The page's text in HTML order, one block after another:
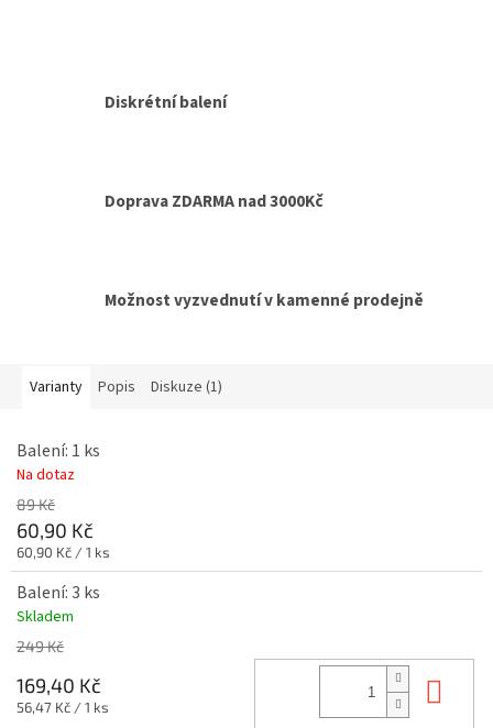
Diskrétní balení
Doprava ZDARMA nad 3000Kč
Možnost vyzvednutí v kamenné prodejně
Varianty Popis Diskuze (1)
Balení: 1 ks
Na dotaz
89 Kč
60,90 Kč
Měrná
cena:
60,90 Kč / 1 ks
Balení: 3 ks
Skladem
249 Kč
169,40 Kč
Měrná
56,47 Kč / 1 ks